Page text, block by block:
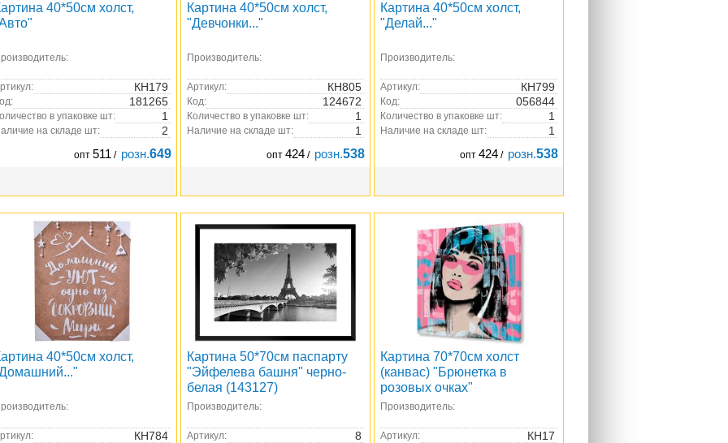
40*50см холст,
КН179
181265
в упаковке шт: 1
на складе шт: 2
опт 511 / розн.649
Картина 40*50см холст,
"Девчонки..."
Производитель:
Артикул: КН805
Код: 124672
Количество в упаковке шт: 1
Наличие на складе шт: 1
опт 424 / розн.538
Картина 40*50см холст,
"Делай..."
Производитель:
Артикул: КН799
Код: 056844
Количество в упаковке шт: 1
Наличие на складе шт: 1
опт 424 / розн.538
40*50см холст,
КН784
Картина 50*70см паспарту
"Эйфелева башня" черно-
белая (143127)
Производитель:
Артикул: 8
Картина 70*70см холст
(канвас) "Брюнетка в
розовых очках"
Производитель:
Артикул: КН17